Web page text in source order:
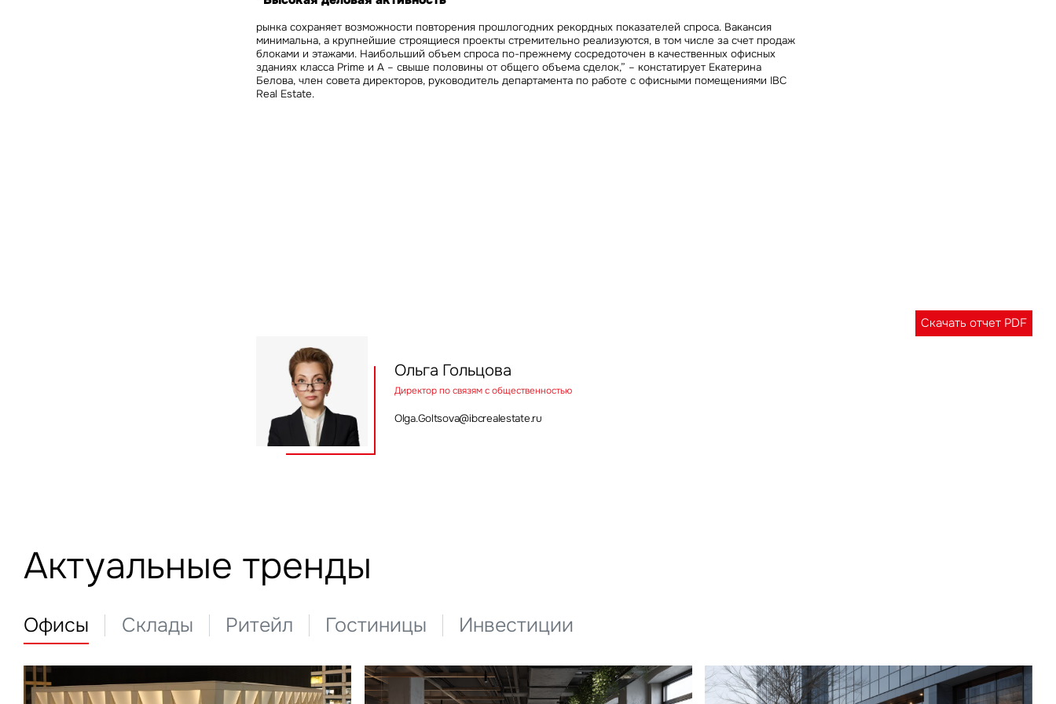
рынка сохраняет возможности повторения прошлогодних рекордных показателей спроса. Вакансия
минимальна, а крупнейшие строящиеся проекты стремительно реализуются, в том числе за счет продаж
блоками и этажами. Наибольший объем спроса по-прежнему сосредоточен в качественных офисных
зданиях класса Prime и A – свыше половины от общего объема сделок,” – констатирует Екатерина
Белова, член совета директоров, руководитель департамента по работе с офисными помещениями IBC
Real Estate.
Скачать отчет PDF
Ольга Гольцова
Директор по связям с общественностью
Olga.Goltsova@ibcrealestate.ru
Актуальные тренды
Офисы Склады Ритейл Гостиницы Инвестиции